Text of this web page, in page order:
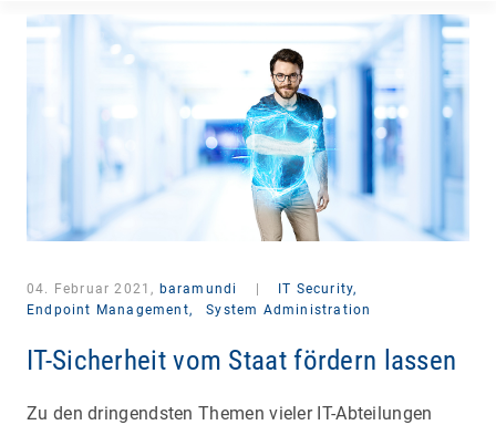
04. Februar 2021, baramundi
IT Security,
Endpoint Management,
System Administration
IT-Sicherheit vom Staat fördern lassen
Zu den dringendsten Themen vieler IT-Abteilungen